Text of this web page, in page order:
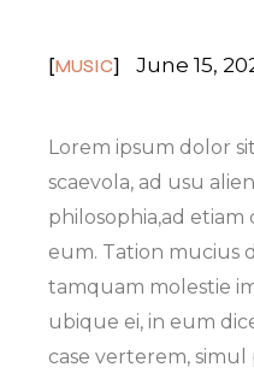
MUSIC June 15,
Lorem ipsum dolor
scaevola, ad usu
philosophia,ad
eum. Tation mucius
tamquam molestie
ubique ei, in eum
case verterem,